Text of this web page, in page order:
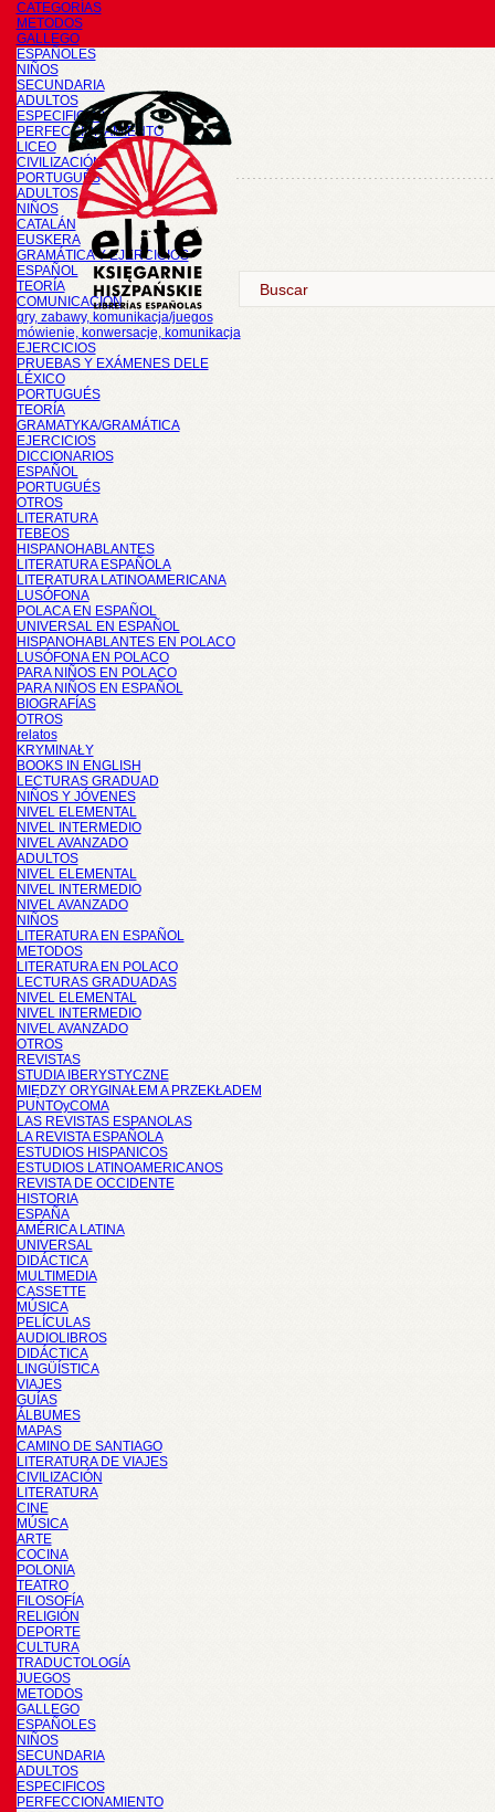
CATEGORÍAS
METODOS
GALLEGO
ESPAÑOLES
NIÑOS
SECUNDARIA
ADULTOS
ESPECIFICOS
PERFECCIONAMIENTO
LICEO
CIVILIZACIÓN
PORTUGUÉS
ADULTOS
NIÑOS
CATALÁN
EUSKERA
GRAMÁTICA Y EJERCICIOS
ESPAÑOL
TEORÍA
COMUNICACIÓN
gry, zabawy, komunikacja/juegos
mówienie, konwersacje, komunikacja
EJERCICIOS
PRUEBAS Y EXÁMENES DELE
LÉXICO
PORTUGUÉS
TEORÍA
GRAMATYKA/GRAMÁTICA
EJERCICIOS
DICCIONARIOS
ESPAÑOL
PORTUGUÉS
OTROS
LITERATURA
TEBEOS
HISPANOHABLANTES
LITERATURA ESPAÑOLA
LITERATURA LATINOAMERICANA
LUSÓFONA
POLACA EN ESPAÑOL
UNIVERSAL EN ESPAÑOL
HISPANOHABLANTES EN POLACO
LUSÓFONA EN POLACO
PARA NIÑOS EN POLACO
PARA NIÑOS EN ESPAÑOL
BIOGRAFÍAS
OTROS
relatos
KRYMINAŁY
BOOKS IN ENGLISH
LECTURAS GRADUAD
NIÑOS Y JÓVENES
NIVEL ELEMENTAL
NIVEL INTERMEDIO
NIVEL AVANZADO
ADULTOS
NIVEL ELEMENTAL
NIVEL INTERMEDIO
NIVEL AVANZADO
NIÑOS
LITERATURA EN ESPAÑOL
METODOS
LITERATURA EN POLACO
LECTURAS GRADUADAS
NIVEL ELEMENTAL
NIVEL INTERMEDIO
NIVEL AVANZADO
OTROS
REVISTAS
STUDIA IBERYSTYCZNE
MIĘDZY ORYGINAŁEM A PRZEKŁADEM
PUNTOyCOMA
LAS REVISTAS ESPANOLAS
LA REVISTA ESPAÑOLA
ESTUDIOS HISPANICOS
ESTUDIOS LATINOAMERICANOS
REVISTA DE OCCIDENTE
HISTORIA
ESPAÑA
AMÉRICA LATINA
UNIVERSAL
DIDÁCTICA
MULTIMEDIA
CASSETTE
MÚSICA
PELÍCULAS
AUDIOLIBROS
DIDÁCTICA
LINGÜÍSTICA
VIAJES
GUÍAS
ÁLBUMES
MAPAS
CAMINO DE SANTIAGO
LITERATURA DE VIAJES
CIVILIZACIÓN
LITERATURA
CINE
MÚSICA
ARTE
COCINA
POLONIA
TEATRO
FILOSOFÍA
RELIGIÓN
DEPORTE
CULTURA
TRADUCTOLOGÍA
JUEGOS
METODOS
GALLEGO
ESPAÑOLES
NIÑOS
SECUNDARIA
ADULTOS
ESPECIFICOS
PERFECCIONAMIENTO